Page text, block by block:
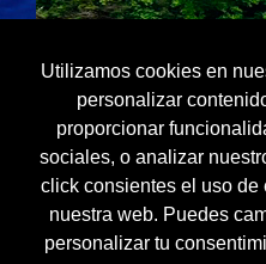
Utilizamos cookies en
personalizar
proporcionar
sociales, o analizar
click consientes el uso de
nuestra web. Puedes
personalizar tu